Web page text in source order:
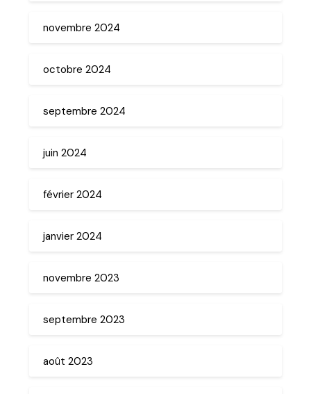
novembre 2024
octobre 2024
septembre 2024
juin 2024
février 2024
janvier 2024
novembre 2023
septembre 2023
août 2023